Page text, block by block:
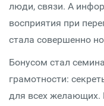
люди, связи. А
восприятия при
стала совершенно
Бонусом стал
грамотности:
для всех желающих.